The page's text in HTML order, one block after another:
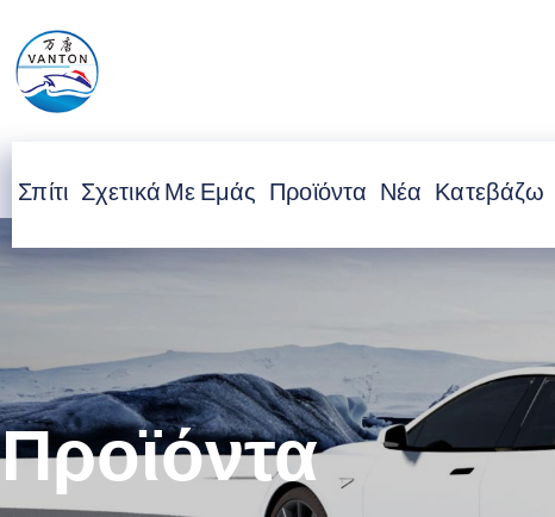
Σπίτι Σχετικά Με Εμάς Προϊόντα Νέα Κατεβάζω
Προϊόντα